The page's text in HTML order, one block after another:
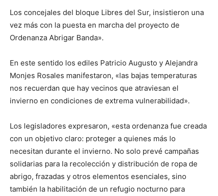
Los concejales del bloque Libres del Sur, insistieron una
vez más con la puesta en marcha del proyecto de
Ordenanza Abrigar Banda».
En este sentido los ediles Patricio Augusto y Alejandra
Monjes Rosales manifestaron, «las bajas temperaturas
nos recuerdan que hay vecinos que atraviesan el
invierno en condiciones de extrema vulnerabilidad».
Los legisladores expresaron, «esta ordenanza fue creada
con un objetivo claro: proteger a quienes más lo
necesitan durante el invierno. No solo prevé campañas
solidarias para la recolección y distribución de ropa de
abrigo, frazadas y otros elementos esenciales, sino
también la habilitación de un refugio nocturno para